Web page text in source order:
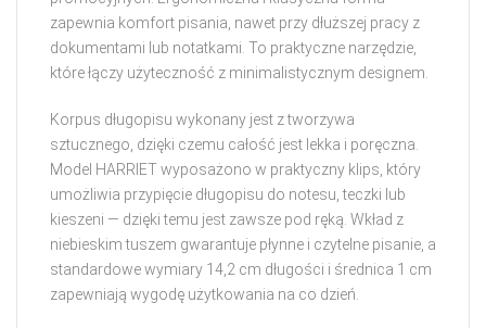
zapewnia komfort pisania, nawet przy dłuższej pracy z
dokumentami lub notatkami. To praktyczne narzędzie,
które łączy użyteczność z minimalistycznym designem.
Korpus długopisu wykonany jest z tworzywa
sztucznego, dzięki czemu całość jest lekka i poręczna.
Model HARRIET wyposażono w praktyczny klips, który
umożliwia przypięcie długopisu do notesu, teczki lub
kieszeni — dzięki temu jest zawsze pod ręką. Wkład z
niebieskim tuszem gwarantuje płynne i czytelne pisanie, a
standardowe wymiary 14,2 cm długości i średnica 1 cm
zapewniają wygodę użytkowania na co dzień.